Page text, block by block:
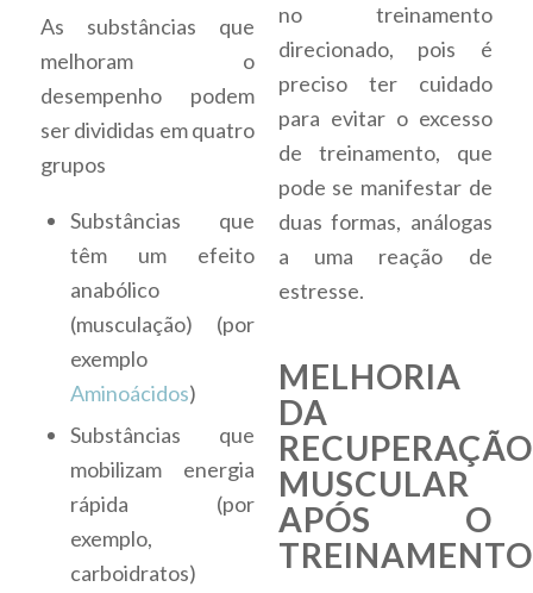
As substâncias que
melhoram o
desempenho podem
ser divididas em quatro
grupos
Substâncias que
têm um efeito
anabólico
(musculação) (por
exemplo
Aminoácidos)
Substâncias que
mobilizam energia
rápida (por
exemplo,
carboidratos)
no treinamento
direcionado, pois é
preciso ter cuidado
para evitar o excesso
de treinamento, que
pode se manifestar de
duas formas, análogas
a uma reação de
estresse.
MELHORIA
DA
RECUPERAÇÃO
MUSCULAR
APÓS O
TREINAMENTO